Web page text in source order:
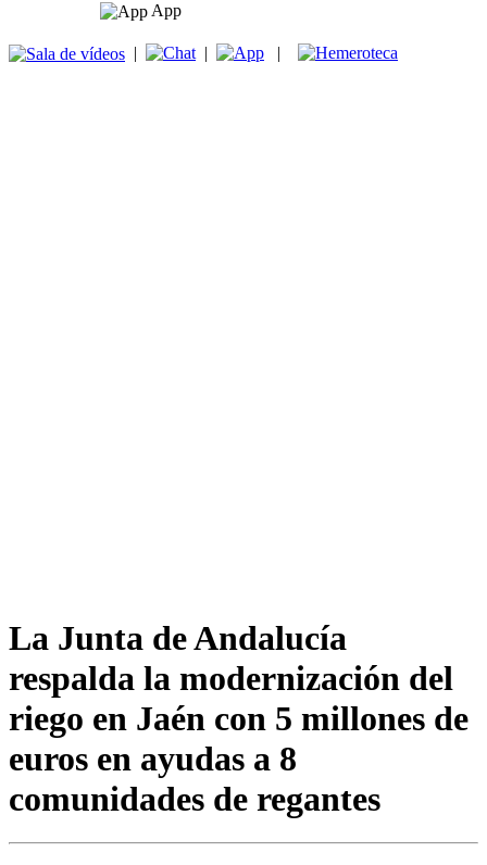
App
| | |
La Junta de Andalucía
respalda la modernización del
riego en Jaén con 5 millones de
euros en ayudas a 8
comunidades de regantes